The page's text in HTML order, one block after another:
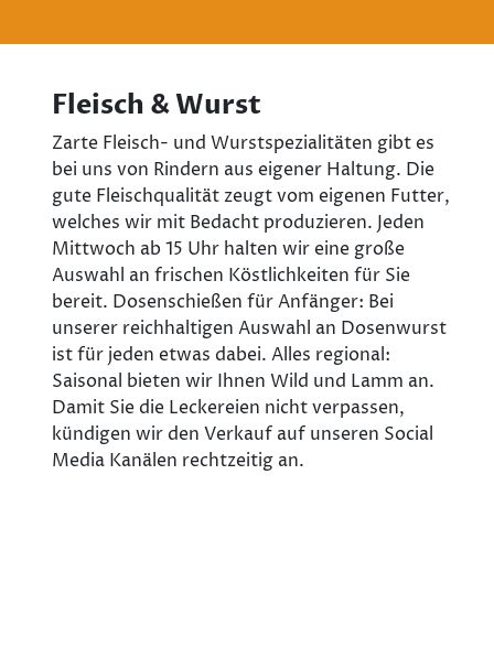
Fleisch & Wurst
Zarte Fleisch- und Wurstspezialitäten gibt es
bei uns von Rindern aus eigener Haltung. Die
gute Fleischqualität zeugt vom eigenen Futter,
welches wir mit Bedacht produzieren. Jeden
Mittwoch ab 15 Uhr halten wir eine große
Auswahl an frischen Köstlichkeiten für Sie
bereit. Dosenschießen für Anfänger: Bei
unserer reichhaltigen Auswahl an Dosenwurst
ist für jeden etwas dabei. Alles regional:
Saisonal bieten wir Ihnen Wild und Lamm an.
Damit Sie die Leckereien nicht verpassen,
kündigen wir den Verkauf auf unseren Social
Media Kanälen rechtzeitig an.